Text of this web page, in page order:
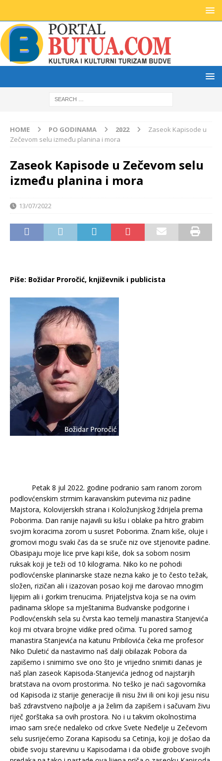
HOME PO GODINAMA 2022
Zaseok Kapisode u
Zečevom selu između planina i mora
Zaseok Kapisode u Zečevom selu
između planina i mora
13/07/2022
Piše: Božidar Proročić, književnik i publicista
Petak 8 jul 2022. godine podranio sam ranom zorom
podlovćenskim strmim karavanskim putevima niz padine
Majstora, Kolovijerskih strana i Koložunjskog ždrijela prema
Poborima. Dan ranije najavili su kišu i oblake pa hitro grabim
svojim koracima zorom u susret Poborima. Znam kiše, oluje i
gromovi mogu svaki čas da se sruče niz ove stjenovite padine.
Obasipaju moje lice prve kapi kiše, dok sa sobom nosim
ruksak koji je teži od 10 kilograma. Niko ko ne pohodi
podlovćenske planinarske staze nezna kako je to često težak,
složen, rizičan ali i izazovan posao koji me darovao mnogim
lijepim ali i gorkim trenucima. Prijateljstva koja se na ovim
padinama sklope sa mještanima Budvanske podgorine i
Podlovćenskih sela su čvrsta kao temelji manastira Stanjevića
koji mi otvara brojne vidike pred očima. Tu pored samog
manastira Stanjevića na katunu Pribilovića čeka me profesor
Niko Duletić da nastavimo naš dalji obilazak Pobora da
zapišemo i snimimo sve ono što je vrijedno snimiti danas je
naš plan zaseok Kapisoda-Stanjevića jednog od najstarjih
bratstava na ovom prostorima. No teško je naći sagovornika
od Kapisoda iz starije generacije ili nisu živi ili oni koji jesu nisu
baš zdravstveno najbolje a ja želim da zapišem i sačuvam živu
riječ gorštaka sa ovih prostora. No i u takvim okolnostima
imao sam sreće nedaleko od crkve Svete Neđelje u Zečevom
selu susrijećemo Zorana Kapisodu sa Cetinja, koji je došao da
obiđe svoju starevinu u Kapisodama i da obiđe grobove svojih